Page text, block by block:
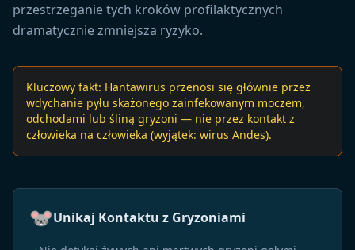
przestrzeganie tych kroków profilaktycznych
dramatycznie zmniejsza ryzyko.
Kluczowy fakt: Hantawirus przenosi się głównie przez
wdychanie pyłu skażonego zainfekowanym moczem,
odchodami lub śliną gryzoni — nie przez kontakt z
człowieka na człowieka (wyjątek: wirus Andes).
🐭Unikaj Kontaktu z Gryzoniami